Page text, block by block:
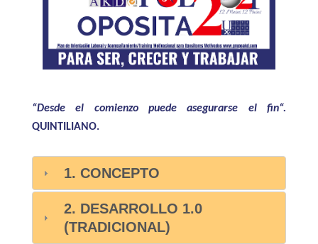
“Desde el comienzo puede asegurarse el fin“.
QUINTILIANO.
1. CONCEPTO
2. DESARROLLO 1.0
(TRADICIONAL)